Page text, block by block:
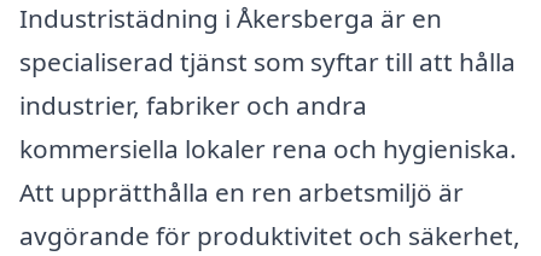
Industristädning i Åkersberga är en
specialiserad tjänst som syftar till att hålla
industrier, fabriker och andra
kommersiella lokaler rena och hygieniska.
Att upprätthålla en ren arbetsmiljö är
avgörande för produktivitet och säkerhet,